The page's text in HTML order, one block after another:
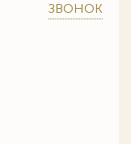
ЗВОНОК